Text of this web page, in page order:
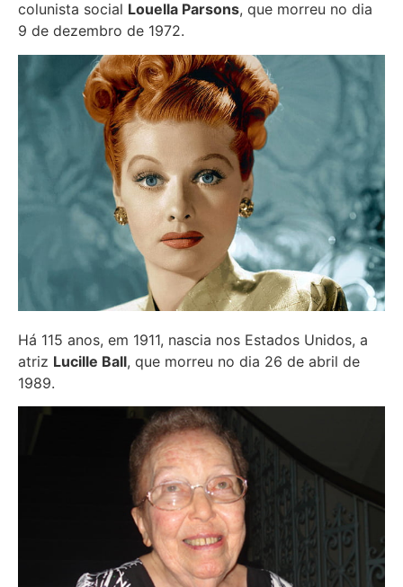
colunista social Louella Parsons, que morreu no dia
9 de dezembro de 1972.
Há 115 anos, em 1911, nascia nos Estados Unidos, a
atriz Lucille Ball, que morreu no dia 26 de abril de
1989.